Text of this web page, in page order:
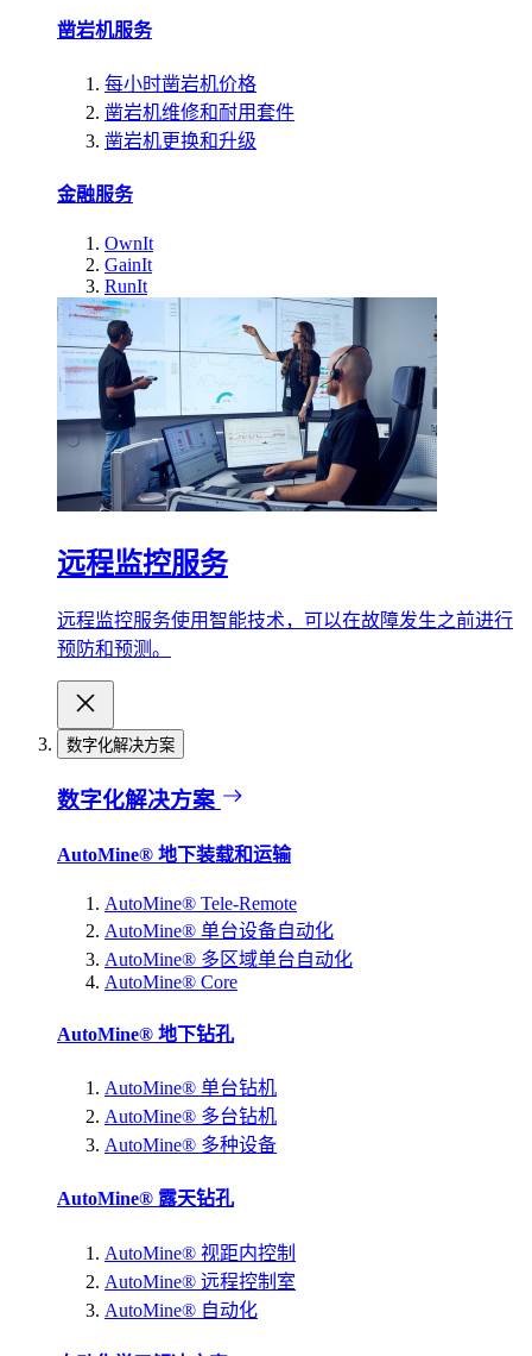
凿岩机服务
每小时凿岩机价格
凿岩机维修和耐用套件
凿岩机更换和升级
金融服务
OwnIt
GainIt
RunIt
远程监控服务
远程监控服务使用智能技术，可以在故障发生之前进行
预防和预测。
数字化解决方案
数字化解决方案
AutoMine® 地下装载和运输
AutoMine® Tele-Remote
AutoMine® 单台设备自动化
AutoMine® 多区域单台自动化
AutoMine® Core
AutoMine® 地下钻孔
AutoMine® 单台钻机
AutoMine® 多台钻机
AutoMine® 多种设备
AutoMine® 露天钻孔
AutoMine® 视距内控制
AutoMine® 远程控制室
AutoMine® 自动化